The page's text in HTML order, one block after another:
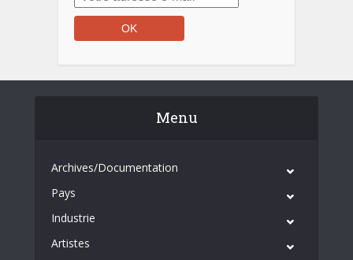
Menu
Archives/Documentation
Pays
Industrie
Artistes